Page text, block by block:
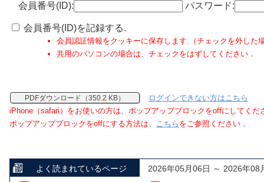
会員番号(ID): パスワード:
会員番号(ID)を記録する.
会員認証情報をクッキーに保存します.（チェックを外した
共用のパソコンの場合は、チェックをはずしてください．
PDFダウンロード（350.2 KB）
ログインできない方はこちら
iPhone（safari）をお使いの方は、ポップアップブロックをoffにしてくだ
ポップアップブロックをoffにする方法は、 こちら をご参照ください．
よく読まれているページ 2026年05月06日 ～ 2026年08